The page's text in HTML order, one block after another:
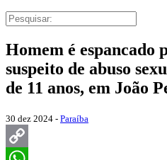
Homem é espancado
suspeito de abuso
de 11 anos, em João
30 dez 2024 - Paraíba